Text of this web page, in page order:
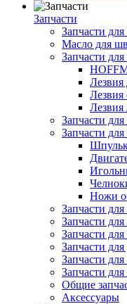
Запчасти
Запчасти
Масло для
Запчасти
Лезвия
Лезвия
Лезвия
Запчасти
Запчасти
Ножи
Запчасти
Запчасти для
Запчасти
Запчасти
Запчасти
Запчасти
Общие
Аксессуары